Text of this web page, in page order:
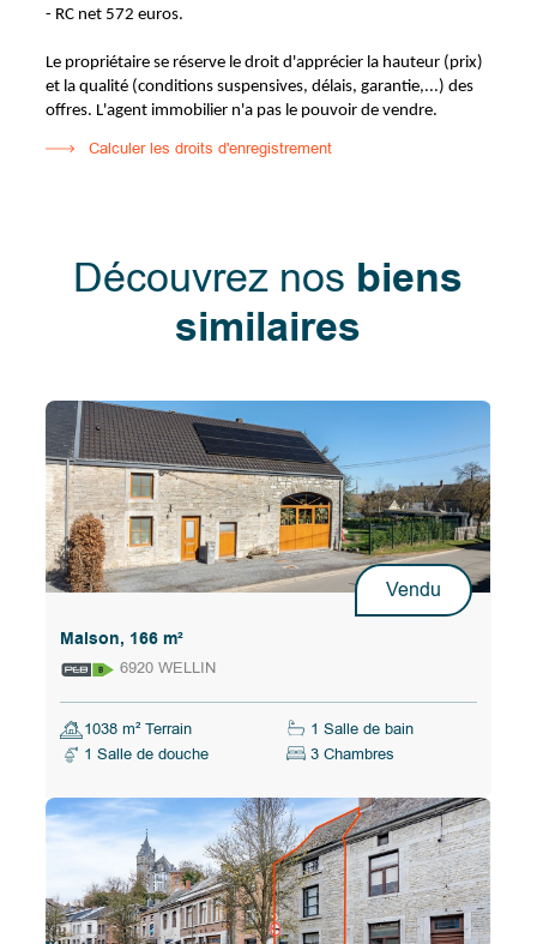
- RC net 572 euros.
Le propriétaire se réserve le droit d'apprécier la hauteur (prix)
et la qualité (conditions suspensives, délais, garantie,...) des
offres. L'agent immobilier n'a pas le pouvoir de vendre.
Calculer les droits d'enregistrement
Découvrez nos biens
similaires
Vendu
Maison, 166 m²
6920 WELLIN
1038 m² Terrain
1 Salle de bain
1 Salle de douche
3 Chambres